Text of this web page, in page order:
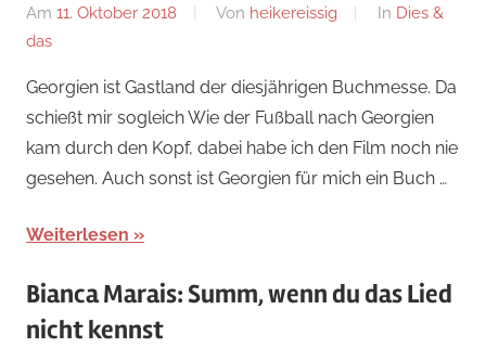
Am 11. Oktober 2018 Von heikereissig In Dies &
das
Georgien ist Gastland der diesjährigen Buchmesse. Da
schießt mir sogleich Wie der Fußball nach Georgien
kam durch den Kopf, dabei habe ich den Film noch nie
gesehen. Auch sonst ist Georgien für mich ein Buch …
Weiterlesen
Bianca Marais: Summ, wenn du das Lied
nicht kennst